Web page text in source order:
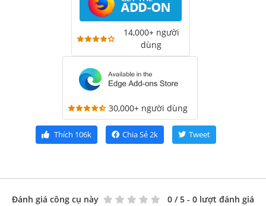
14,000+ người
dùng
30,000+ người dùng
Thích 106k Chia Sẻ2k Tweet
Đánh giá công cụ này 0 / 5 - 0 lượt đánh giá